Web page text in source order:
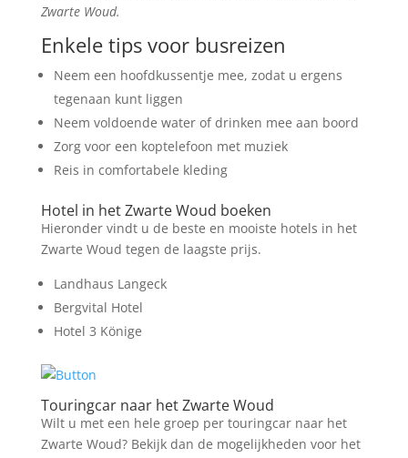
Zwarte Woud.
Enkele tips voor busreizen
Neem een hoofdkussentje mee, zodat u ergens
tegenaan kunt liggen
Neem voldoende water of drinken mee aan boord
Zorg voor een koptelefoon met muziek
Reis in comfortabele kleding
Hotel in het Zwarte Woud boeken
Hieronder vindt u de beste en mooiste hotels in het
Zwarte Woud tegen de laagste prijs.
Landhaus Langeck
Bergvital Hotel
Hotel 3 Könige
Touringcar naar het Zwarte Woud
Wilt u met een hele groep per touringcar naar het
Zwarte Woud? Bekijk dan de mogelijkheden voor het